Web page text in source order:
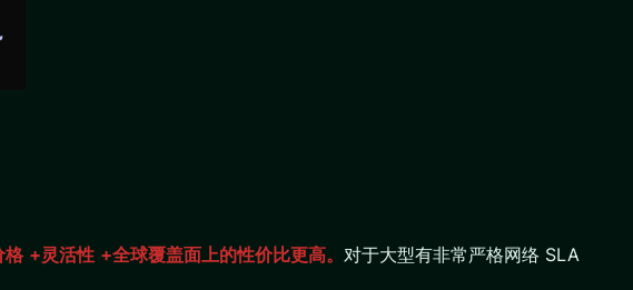
+灵活性 +全球覆盖面上的性价比更高。 对于大型有非常严格网络 SLA